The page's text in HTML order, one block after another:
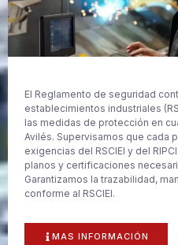
El Reglamento de seguridad
establecimientos industriales
las medidas de protección en
Avilés. Supervisamos que cada
exigencias del RSCIEI y del
planos y certificaciones
Garantizamos la trazabilidad,
conforme al RSCIEI.
MAS INFORMACIÓN